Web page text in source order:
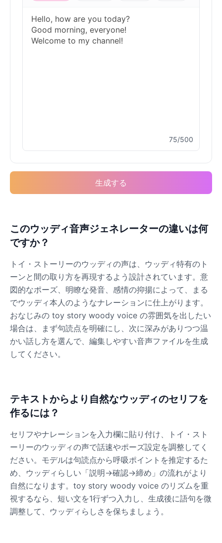
Male @IdeaSynth
Male @SilentNova
Male @ByteFlow
Caine
Cyn
Female @CherryNova
Daddy Pig
Male @QuantumRune
Daredevil
Deku
Male @kingofworld_666
Denji
Male @MoonDiary
75/500
生成する
このウッディ音声ジェネレーターの違いは何
ですか？
トイ・ストーリーのウッディの声は、ウッディ特有のト
ーンと間の取り方を再現するよう設計されています。意
図的なポーズ、明瞭な発音、感情の抑揚によって、まる
でウッディ本人のようなナレーションに仕上がります。
おなじみの toy story woody voice の雰囲気を出したい
場合は、まず句読点を明確にし、次に深みがありつつ温
かい話し方を選んで、編集しやすい音声ファイルを生成
してください。
テキストからより自然なウッディのセリフを
作るには？
セリフやナレーションを入力欄に貼り付け、トイ・スト
ーリーのウッディの声で話速やポーズ設定を調整してく
ださい。モデルは句読点から呼吸ポイントを推定するた
め、ウッディらしい「説明→確認→締め」の流れがより
自然になります。toy story woody voice のリズムを重
視するなら、短い文を1行ずつ入力し、生成後に語句を微
調整して、ウッディらしさを保ちましょう。